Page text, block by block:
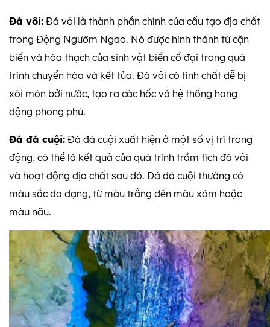
Đá vôi: Đá vôi là thành phần chính của cấu tạo địa chất
trong Động Ngườm Ngao. Nó được hình thành từ cặn
biển và hóa thạch của sinh vật biển cổ đại trong quá
trình chuyển hóa và kết tủa. Đá vôi có tính chất dễ bị
xói mòn bởi nước, tạo ra các hốc và hệ thống hang
động phong phú.
Đá đá cuội: Đá đá cuội xuất hiện ở một số vị trí trong
động, có thể là kết quả của quá trình trầm tích đá vôi
và hoạt động địa chất sau đó. Đá đá cuội thường có
màu sắc đa dạng, từ màu trắng đến màu xám hoặc
màu nâu.